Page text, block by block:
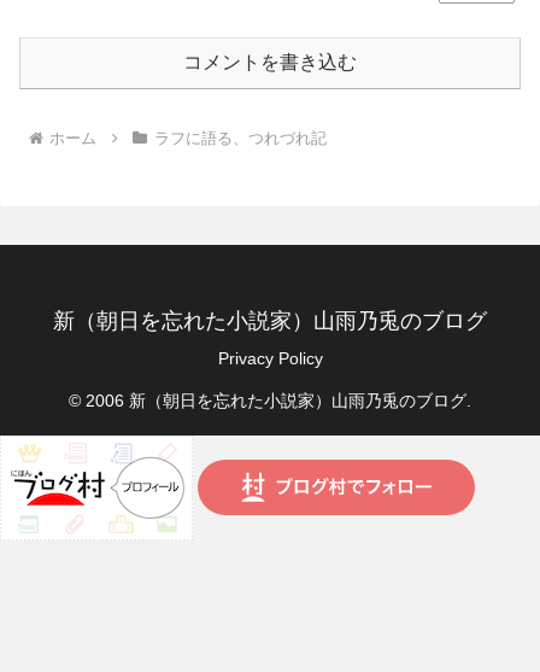
コメントを書き込む
ホーム ラフに語る、つれづれ記
新（朝日を忘れた小説家）山雨乃兎のブログ
Privacy Policy
© 2006 新（朝日を忘れた小説家）山雨乃兎のブログ.